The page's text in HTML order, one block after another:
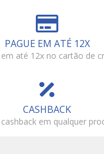
PAGUE EM ATÉ 12X
em até 12x no cartão de
CASHBACK
em qualquer